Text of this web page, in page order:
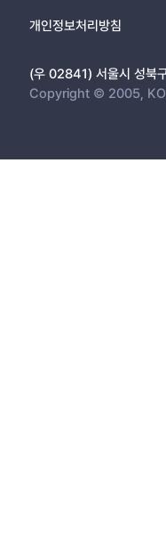
개인정보처리방침
(우 02841) 서울시 성북
Copyright © 2005,